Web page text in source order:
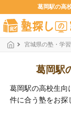
葛岡駅の高
宮城県の塾・学
葛岡駅
葛岡駅の高校生向
件に合う塾をお探